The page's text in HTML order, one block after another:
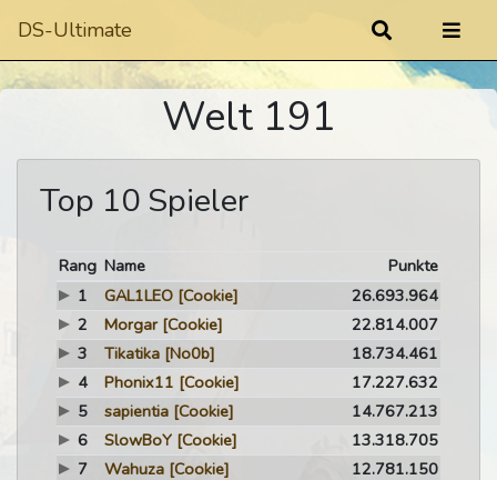
DS-Ultimate
Welt 191
Top 10 Spieler
Rang Name
Punkte
1
GAL1LEO [Cookie]
26.693.964
2
Morgar [Cookie]
22.814.007
3
Tikatika [No0b]
18.734.461
4
Phonix11 [Cookie]
17.227.632
5
sapientia [Cookie]
14.767.213
6
SlowBoY [Cookie]
13.318.705
7
Wahuza [Cookie]
12.781.150